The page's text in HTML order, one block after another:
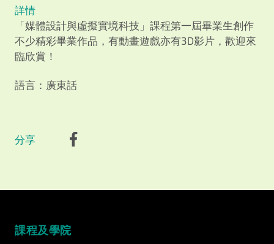
詳情
「媒體設計與虛擬實境科技」課程第一屆畢業生創作
不少精彩畢業作品，有動畫遊戲亦有3D影片，歡迎來
臨欣賞！
語言：廣東話
分享
課程及學院